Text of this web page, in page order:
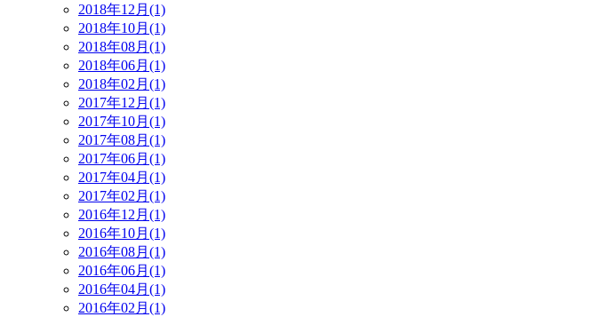
2018年12月(1)
2018年10月(1)
2018年08月(1)
2018年06月(1)
2018年02月(1)
2017年12月(1)
2017年10月(1)
2017年08月(1)
2017年06月(1)
2017年04月(1)
2017年02月(1)
2016年12月(1)
2016年10月(1)
2016年08月(1)
2016年06月(1)
2016年04月(1)
2016年02月(1)